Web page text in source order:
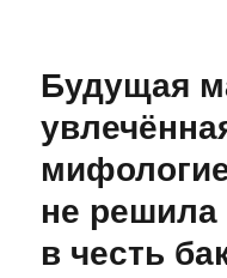
Будущая
не решила
в честь